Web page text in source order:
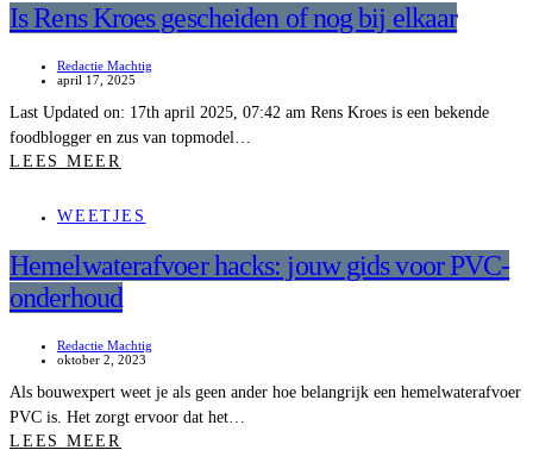
Is Rens Kroes gescheiden of nog bij elkaar
Redactie Machtig
april 17, 2025
Last Updated on: 17th april 2025, 07:42 am Rens Kroes is een bekende
foodblogger en zus van topmodel…
LEES MEER
WEETJES
Hemelwaterafvoer hacks: jouw gids voor PVC-
onderhoud
Redactie Machtig
oktober 2, 2023
Als bouwexpert weet je als geen ander hoe belangrijk een hemelwaterafvoer
PVC is. Het zorgt ervoor dat het…
LEES MEER